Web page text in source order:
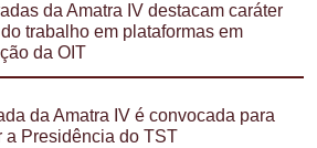
da Amatra IV destacam caráter
trabalho em plataformas em
da OIT
da Amatra IV é convocada para
a Presidência do TST